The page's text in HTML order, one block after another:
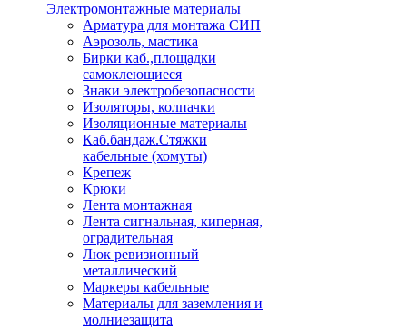
Электромонтажные материалы
Арматура для монтажа СИП
Аэрозоль, мастика
Бирки каб.,площадки
самоклеющиеся
Знаки электробезопасности
Изоляторы, колпачки
Изоляционные материалы
Каб.бандаж.Стяжки
кабельные (хомуты)
Крепеж
Крюки
Лента монтажная
Лента сигнальная, киперная,
оградительная
Люк ревизионный
металлический
Маркеры кабельные
Материалы для заземления и
молниезащита